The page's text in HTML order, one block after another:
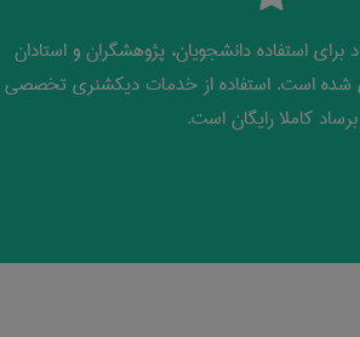
استفاده دانشجویان، پژوهشگران و استادان
است. استفاده از خدمات دیکشنری تخصصی
برساد کاملا رایگان است.